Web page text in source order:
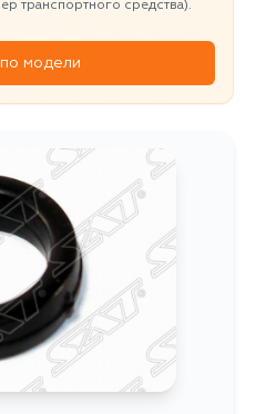
транспортного средства).
модели